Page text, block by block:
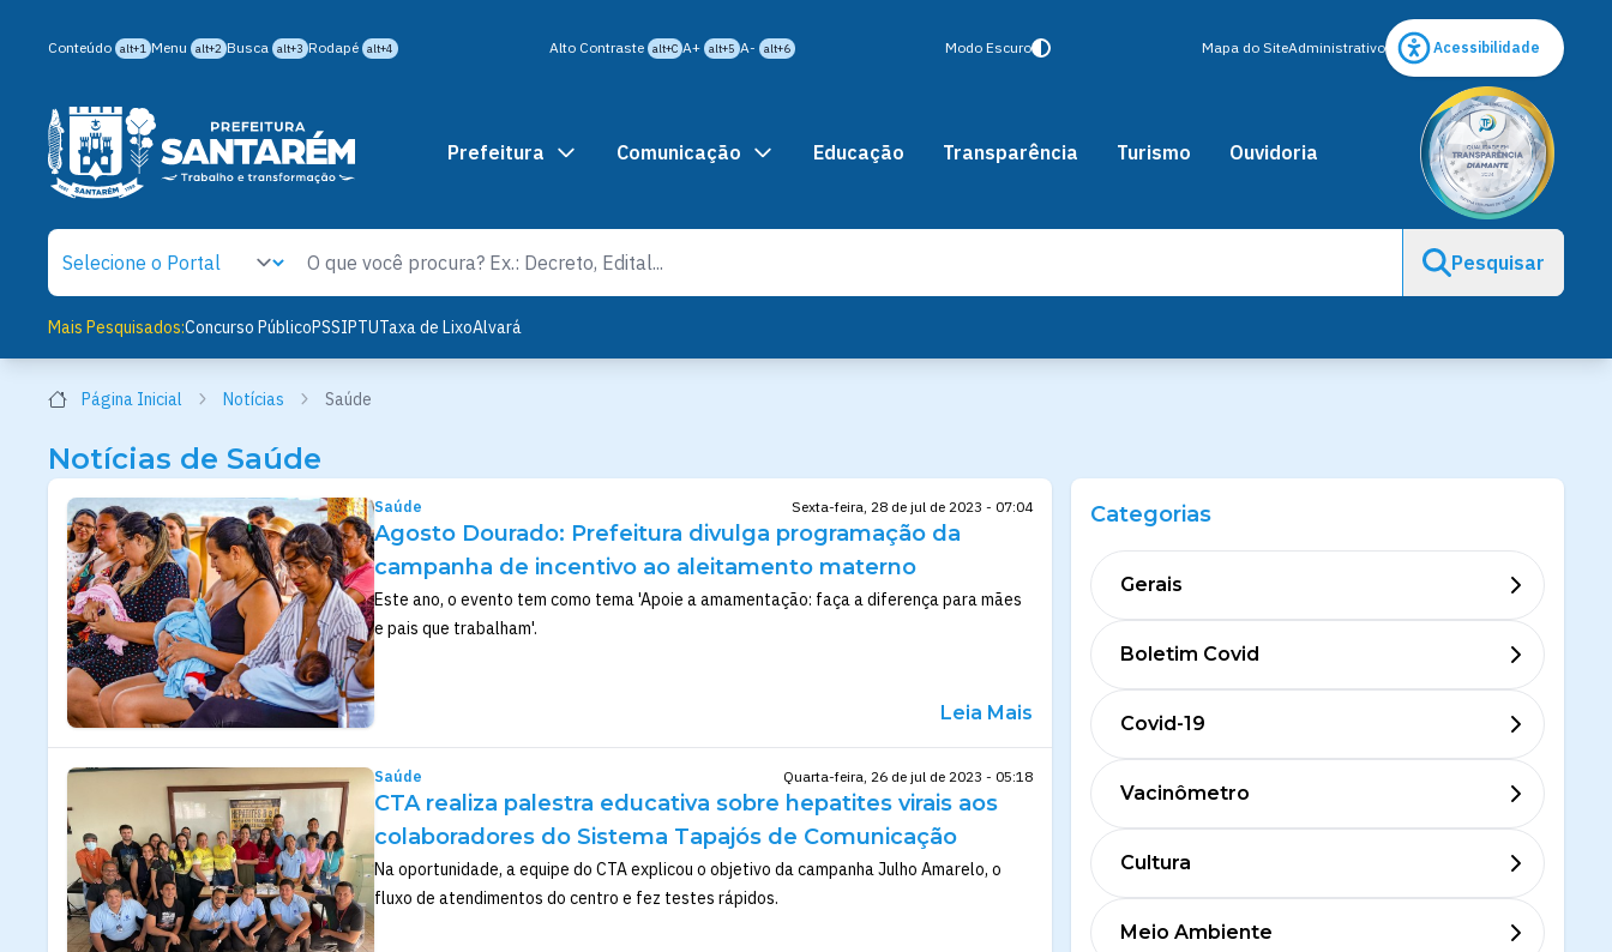
Conteúdo alt+1 Menu alt+2 Busca alt+3 Rodapé alt+4 Alto Contraste alt+C A+ alt+5 A- alt+6 Modo Escuro Mapa do SiteAdministrativo Acessibilidade
Prefeitura Comunicação Educação Transparência Turismo Ouvidoria
Pesquisar
Mais Pesquisados:Concurso PúblicoPSSIPTUTaxa de LixoAlvará
Página Inicial Notícias Saúde
Notícias de Saúde
Saúde Sexta-feira, 28 de jul de 2023 - 07:04
Agosto Dourado: Prefeitura divulga programação da
campanha de incentivo ao aleitamento materno
Este ano, o evento tem como tema 'Apoie a amamentação: faça a diferença para mães
e pais que trabalham'.
Leia Mais
Saúde Quarta-feira, 26 de jul de 2023 - 05:18
CTA realiza palestra educativa sobre hepatites virais aos
colaboradores do Sistema Tapajós de Comunicação
Na oportunidade, a equipe do CTA explicou o objetivo da campanha Julho Amarelo, o
fluxo de atendimentos do centro e fez testes rápidos.
Categorias
Gerais
Boletim Covid
Covid-19
Vacinômetro
Cultura
Meio Ambiente